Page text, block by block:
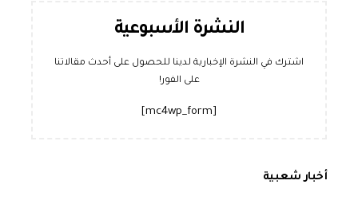
النشرة الأسبوعية
اشترك في النشرة الإخبارية لدينا للحصول على أحدث مقالاتنا
على الفور!
[mc4wp_form]
أخبار شعبية